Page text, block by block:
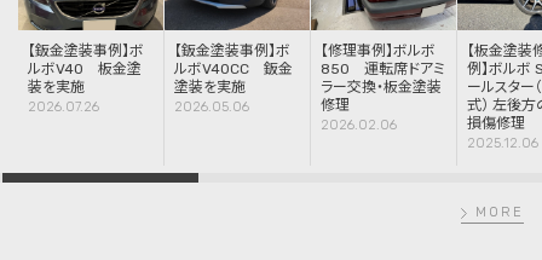
【鈑金塗装事例】ボ
ルボV40 板金塗
装を実施
2026.07.26
【鈑金塗装事例】ボ
ルボV40CC 鈑金
塗装を実施
2026.05.06
【修理事例】ボルボ
850 運転席ドアミ
ラー交換・板金塗装
修理
2026.02.06
【板金塗装
例】ボルボ
ールスター
式） 左後方
損傷修理
2025.12.06
MORE